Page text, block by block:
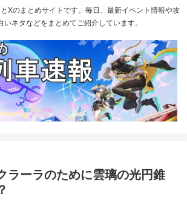
Xのまとめサイトです。毎日、最新イベント情報や攻
いネタなどをまとめてご紹介しています。
ラーラのために雲璃の光円錐